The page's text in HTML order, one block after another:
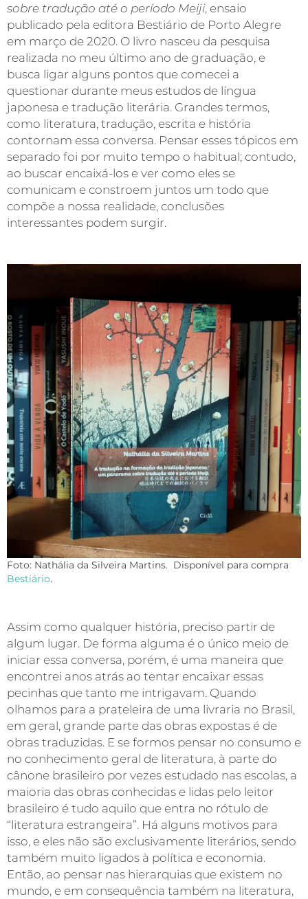
sobre tradução até o período Meiji, ensaio
publicado pela editora Bestiário de Porto Alegre
em março de 2020. O livro nasceu da pesquisa
realizada no meu último ano de graduação, e
busca ligar alguns pontos que comecei a
questionar durante meus estudos de língua
japonesa e tradução literária. Grandes termos,
como literatura, tradução, escrita e história
contornam essa conversa. Pensar esses tópicos em
separado foi por muito tempo o habitual; contudo,
ao buscar encaixá-los e ver como eles se
comunicam e constroem juntos um todo que
compõe a nossa realidade, conclusões
interessantes podem surgir.
Foto: Nathália da Silveira Martins. Disponível para compra
Bestiário.
Assim como qualquer história, preciso partir de
algum lugar. De forma alguma é o único meio de
iniciar essa conversa, porém, é uma maneira que
encontrei anos atrás ao tentar encaixar essas
pecinhas que tanto me intrigavam. Quando
olhamos para a prateleira de uma livraria no Brasil,
em geral, grande parte das obras expostas é de
obras traduzidas. E se formos pensar no consumo e
no conhecimento geral de literatura, à parte do
cânone brasileiro por vezes estudado nas escolas, a
maioria das obras conhecidas e lidas pelo leitor
brasileiro é tudo aquilo que entra no rótulo de
“literatura estrangeira”. Há alguns motivos para
isso, e eles não são exclusivamente literários, sendo
também muito ligados à política e economia.
Então, ao pensar nas hierarquias que existem no
mundo, e em consequência também na literatura,